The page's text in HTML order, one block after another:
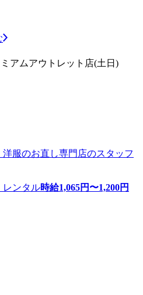
アムアウトレット店(土日)
服のお直し専門店のスタッフ
レンタル時給1,065円〜1,200円